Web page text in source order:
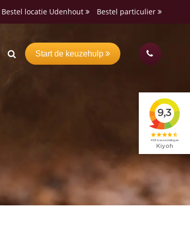
Bestel locatie Udenhout Bestel particulier
Start de keuzehulp